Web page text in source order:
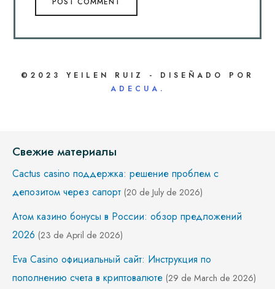
©2023 YEILEN RUIZ - DISEÑADO POR
ADECUA.
Свежие материалы
Cactus casino поддержка: решение проблем с
депозитом через сапорт (20 de July de 2026)
Атом казино бонусы в России: обзор предложений
2026 (23 de April de 2026)
Eva Casino официальный сайт: Инструкция по
пополнению счета в криптовалюте (29 de March de 2026)